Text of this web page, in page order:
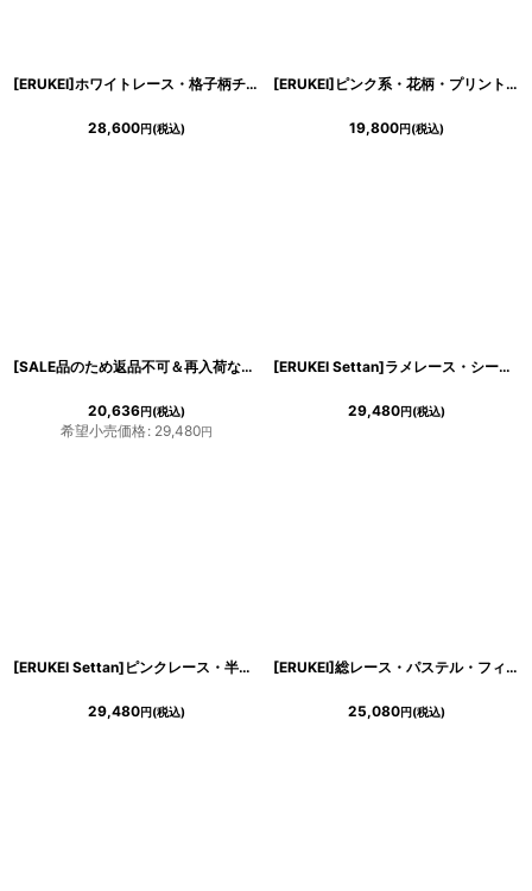
[ERUKEI]ホワイトレース・格子柄チェック・Aライン・フレア・ミディアムドレス・ワンピース[関あいか着用]《送料＆代引き手数料無料》
28,600円(税込)
[ERUKEI]ピンク系・花柄・プリント・ウエスト切り替え・ノースリーブ・Aライン・フレア・ミディアムドレス・ワンピース[山崎みどり着用][送料無料]
19,800円(税込)
[SALE品のため返品不可＆再入荷なしの現品限り][ERUKEI Settan]ラメ・総レース・デコルテシースルー・オープンショルダー・Aライン・ミディアムドレス・ワンピース[山崎みどり着用]《送料＆代引き手数料無料》myall
20,636円(税込)
希望小売価格: 29,480円
[ERUKEI Settan]ラメレース・シースルー・半袖・マーメイドライン・ミディアム丈・ミディアム・ドレス・ワンピース《送料＆代引き手数料無料》mypk
29,480円(税込)
[ERUKEI Settan]ピンクレース・半袖・プリーツ・Aライン・ミディアムドレス・ワンピース[山崎みどり着用]《送料＆代引き手数料無料》
29,480円(税込)
[ERUKEI]総レース・パステル・フィッシュテールヘムライン・Vネック・ミディアムドレス・ワンピース[MIRIN・黒木麗奈着用]《送料＆代引き手数料無料》
25,080円(税込)